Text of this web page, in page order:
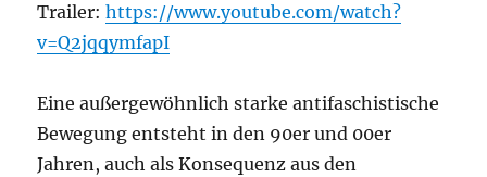
Trailer:https://www.youtube.com/watch?
v=Q2jqqymfapI
Eine außergewöhnlich starke antifaschistische
Bewegung entsteht in den 90er und 00er
Jahren, auch als Konsequenz aus den